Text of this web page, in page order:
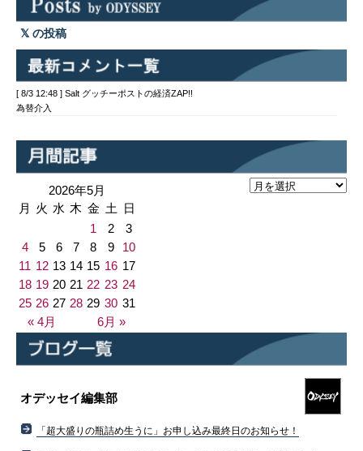
の投稿
[ 8/3 12:48 ] Salt グッチーポストの経済ZAP!!
為替介入
2026年5月
月 火 水 木 金 土 日
« 4月 6月 »
1 2
3
4
5 6 7 8 9
10
11 12 13 14 15 16 17
18 19 20 21 22 23 24
25 26 27 28 29 30 31
オデッセイ編集部
「超大盛りの瓶詰め生うに」お申し込み最終日のお知らせ！